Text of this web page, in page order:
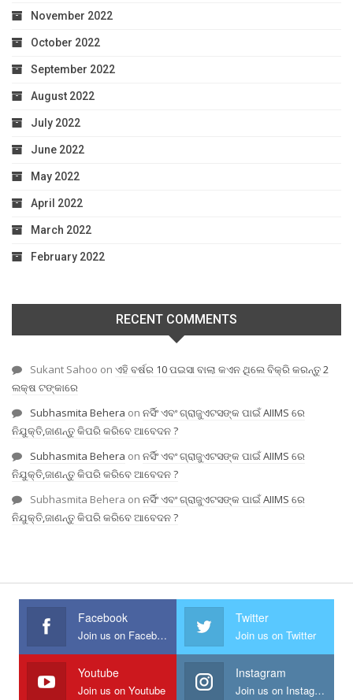
November 2022
October 2022
September 2022
August 2022
July 2022
June 2022
May 2022
April 2022
March 2022
February 2022
RECENT COMMENTS
Sukant Sahoo on ଏହି ବର୍ଷର 10 ପଇସା ବାଲା କଏନ ଥିଲେ ବିକ୍ରି କରନ୍ତୁ 2
ଲକ୍ଷ ଟଙ୍କାରେ
Subhasmita Behera on ନର୍ସିଂ ଏବଂ ଗ୍ରାଜୁଏଟସଙ୍କ ପାଇଁ AIIMS ରେ
ନିଯୁକ୍ତି,ଜାଣନ୍ତୁ କିପରି କରିବେ ଆବେଦନ ?
Subhasmita Behera on ନର୍ସିଂ ଏବଂ ଗ୍ରାଜୁଏଟସଙ୍କ ପାଇଁ AIIMS ରେ
ନିଯୁକ୍ତି,ଜାଣନ୍ତୁ କିପରି କରିବେ ଆବେଦନ ?
Subhasmita Behera on ନର୍ସିଂ ଏବଂ ଗ୍ରାଜୁଏଟସଙ୍କ ପାଇଁ AIIMS ରେ
ନିଯୁକ୍ତି,ଜାଣନ୍ତୁ କିପରି କରିବେ ଆବେଦନ ?
Facebook
Join us on Facebook
Twitter
Join us on Twitter
Youtube
Join us on Youtube
Instagram
Join us on Instagram